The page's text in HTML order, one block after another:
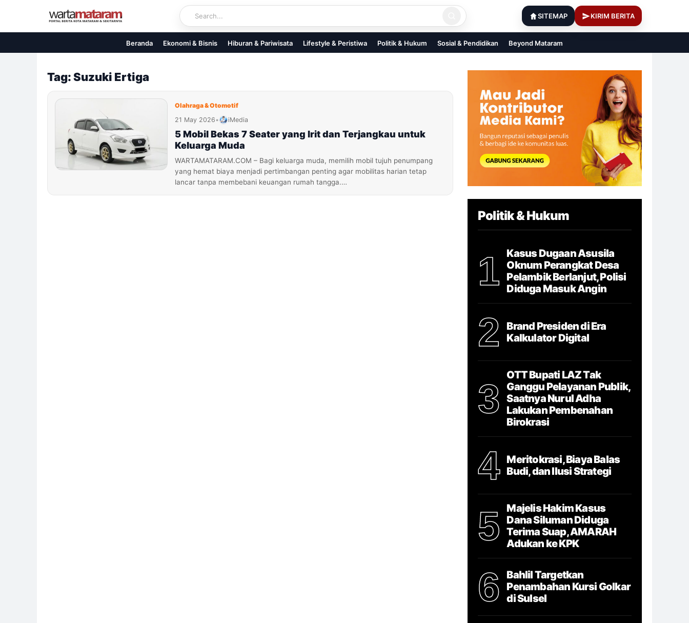
content
SITEMAP KIRIM BERITA
Beranda Ekonomi & Bisnis Hiburan & Pariwisata Lifestyle & Peristiwa Politik & Hukum Sosial & Pendidikan Beyond Mataram
Tag: Suzuki Ertiga
Olahraga & Otomotif
21 May 2026• iMedia
5 Mobil Bekas 7 Seater yang Irit dan Terjangkau untuk
Keluarga Muda
WARTAMATARAM.COM – Bagi keluarga muda, memilih mobil tujuh penumpang
yang hemat biaya menjadi pertimbangan penting agar mobilitas harian tetap
lancar tanpa membebani keuangan rumah tangga.…
Politik & Hukum
1
Kasus Dugaan Asusila
Oknum Perangkat Desa
Pelambik Berlanjut, Polisi
Diduga Masuk Angin
2
Brand Presiden di Era
Kalkulator Digital
3
OTT Bupati LAZ Tak
Ganggu Pelayanan Publik,
Saatnya Nurul Adha
Lakukan Pembenahan
Birokrasi
4
Meritokrasi, Biaya Balas
Budi, dan Ilusi Strategi
5
Majelis Hakim Kasus
Dana Siluman Diduga
Terima Suap, AMARAH
Adukan ke KPK
6
Bahlil Targetkan
Penambahan Kursi Golkar
di Sulsel